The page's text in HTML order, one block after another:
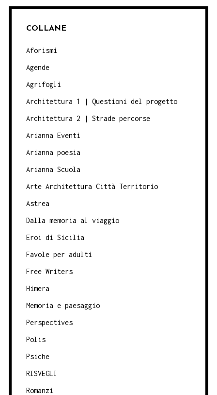
COLLANE
Aforismi
Agende
Agrifogli
Architettura 1 | Questioni del progetto
Architettura 2 | Strade percorse
Arianna Eventi
Arianna poesia
Arianna Scuola
Arte Architettura Città Territorio
Astrea
Dalla memoria al viaggio
Eroi di Sicilia
Favole per adulti
Free Writers
Himera
Memoria e paesaggio
Perspectives
Polis
Psiche
RISVEGLI
Romanzi